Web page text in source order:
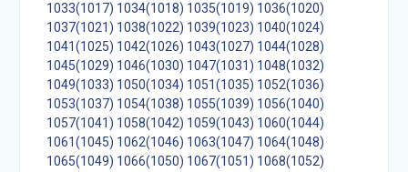
1033(1017) 1034(1018) 1035(1019) 1036(1020)
1037(1021) 1038(1022) 1039(1023) 1040(1024)
1041(1025) 1042(1026) 1043(1027) 1044(1028)
1045(1029) 1046(1030) 1047(1031) 1048(1032)
1049(1033) 1050(1034) 1051(1035) 1052(1036)
1053(1037) 1054(1038) 1055(1039) 1056(1040)
1057(1041) 1058(1042) 1059(1043) 1060(1044)
1061(1045) 1062(1046) 1063(1047) 1064(1048)
1065(1049) 1066(1050) 1067(1051) 1068(1052)